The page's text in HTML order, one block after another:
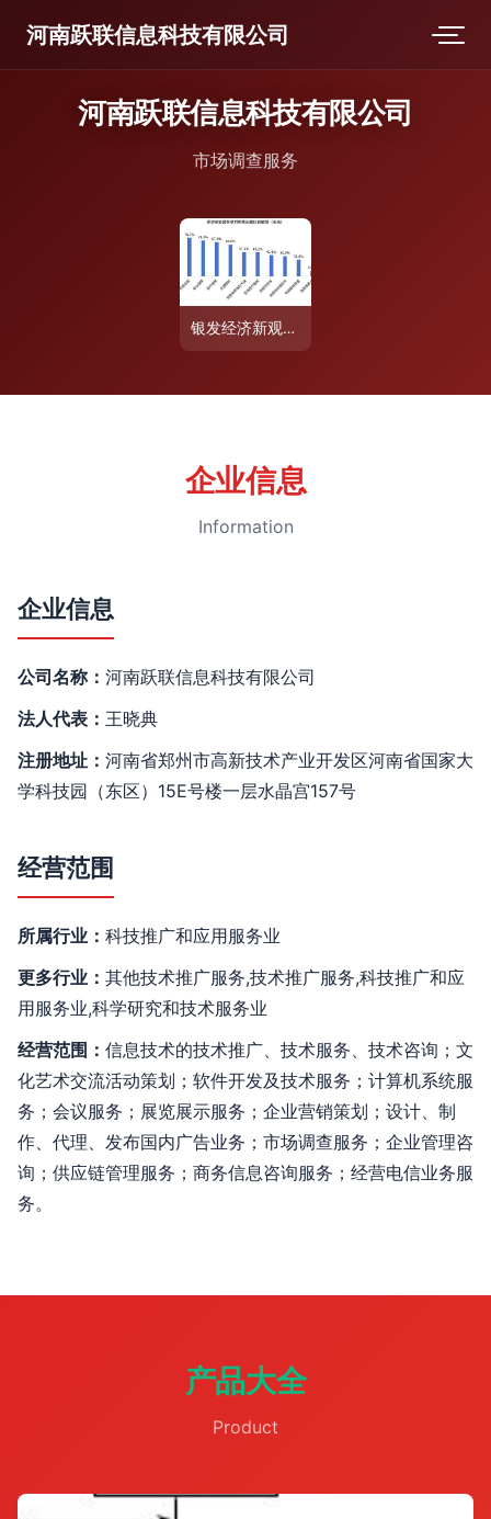
河南跃联信息科技有限公司
河南跃联信息科技有限公司
市场调查服务
银发经济新观察 50城老年消费需求调研揭示超八成老年人将安全置于首位
企业信息
Information
企业信息
公司名称： 河南跃联信息科技有限公司
法人代表： 王晓典
注册地址： 河南省郑州市高新技术产业开发区河南省国家大
学科技园（东区）15E号楼一层水晶宫157号
经营范围
所属行业： 科技推广和应用服务业
更多行业： 其他技术推广服务,技术推广服务,科技推广和应
用服务业,科学研究和技术服务业
经营范围： 信息技术的技术推广、技术服务、技术咨询；文
化艺术交流活动策划；软件开发及技术服务；计算机系统服
务；会议服务；展览展示服务；企业营销策划；设计、制
作、代理、发布国内广告业务；市场调查服务；企业管理咨
询；供应链管理服务；商务信息咨询服务；经营电信业务服
务。
产品大全
Product